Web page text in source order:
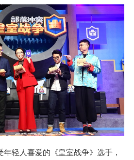
轻人喜爱的《皇室战争》选手，